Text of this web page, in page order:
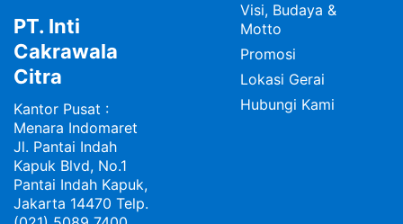
PT. Inti
Cakrawala
Citra
Kantor Pusat :
Menara Indomaret
Jl. Pantai Indah
Kapuk Blvd, No.1
Pantai Indah Kapuk,
Jakarta 14470 Telp.
Visi, Budaya &
Motto
Promosi
Lokasi Gerai
Hubungi Kami